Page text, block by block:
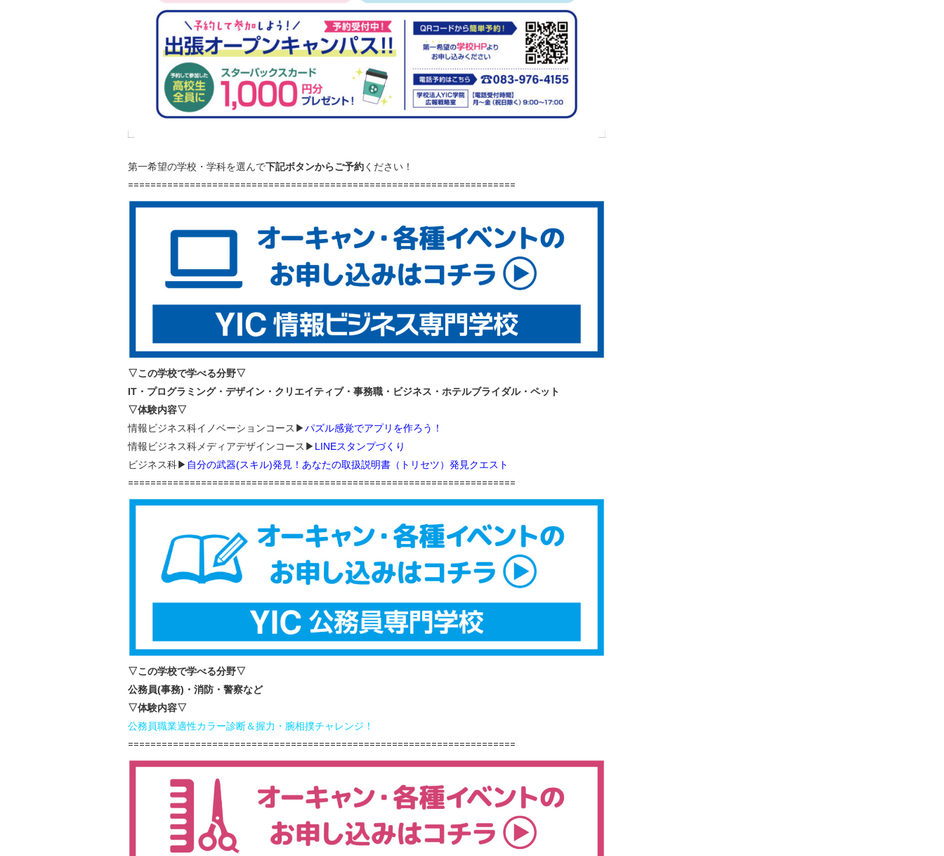
第一希望の学校・学科を選んで下記ボタンからご予約ください！
=====================================================================
▽この学校で学べる分野▽
IT・プログラミング・デザイン・クリエイティブ・事務職・ビジネス・ホテルブライダル・ペット
▽体験内容▽
情報ビジネス科イノベーションコース▶パズル感覚でアプリを作ろう！
情報ビジネス科メディアデザインコース▶ LINEスタンプづくり
ビジネス科▶ 自分の武器(スキル)発見！あなたの取扱説明書（トリセツ）発見クエスト
=====================================================================
▽この学校で学べる分野▽
公務員(事務)・消防・警察など
▽体験内容▽
公務員職業適性カラー診断＆握力・腕相撲チャレンジ！
=====================================================================